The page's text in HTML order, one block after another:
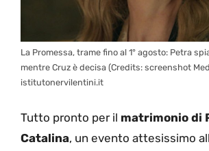
La Promessa, trame fino al 1° agosto: Petra
mentre Cruz è decisa (Credits: screenshot
istitutonervilentini.it
Tutto pronto per il matrimonio di
Catalina, un evento attesissimo